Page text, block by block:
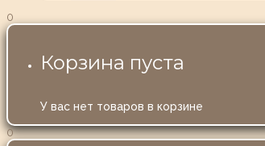
0
Корзина пуста
У вас нет товаров в корзине
0